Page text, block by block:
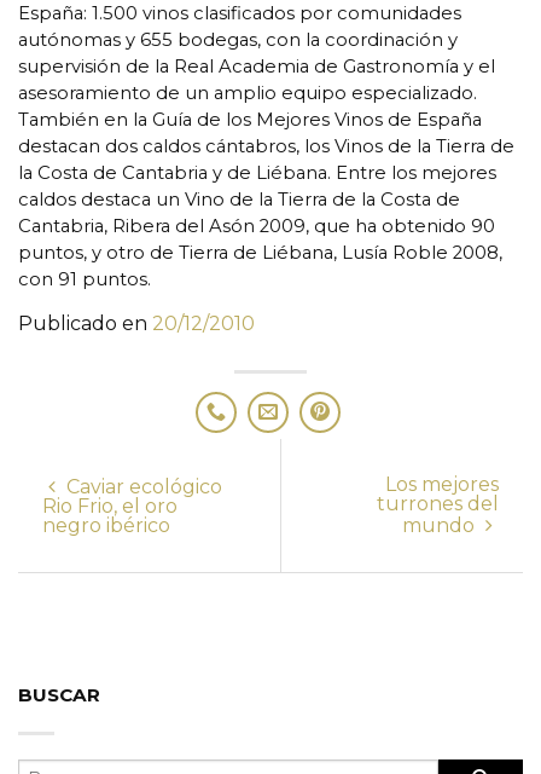
España: 1.500 vinos clasificados por comunidades
autónomas y 655 bodegas, con la coordinación y
supervisión de la Real Academia de Gastronomía y el
asesoramiento de un amplio equipo especializado.
También en la Guía de los Mejores Vinos de España
destacan dos caldos cántabros, los Vinos de la Tierra de
la Costa de Cantabria y de Liébana. Entre los mejores
caldos destaca un Vino de la Tierra de la Costa de
Cantabria, Ribera del Asón 2009, que ha obtenido 90
puntos, y otro de Tierra de Liébana, Lusía Roble 2008,
con 91 puntos.
Publicado en 20/12/2010
Caviar ecológico
Rio Frio, el oro
negro ibérico
Los mejores
turrones del
mundo
BUSCAR